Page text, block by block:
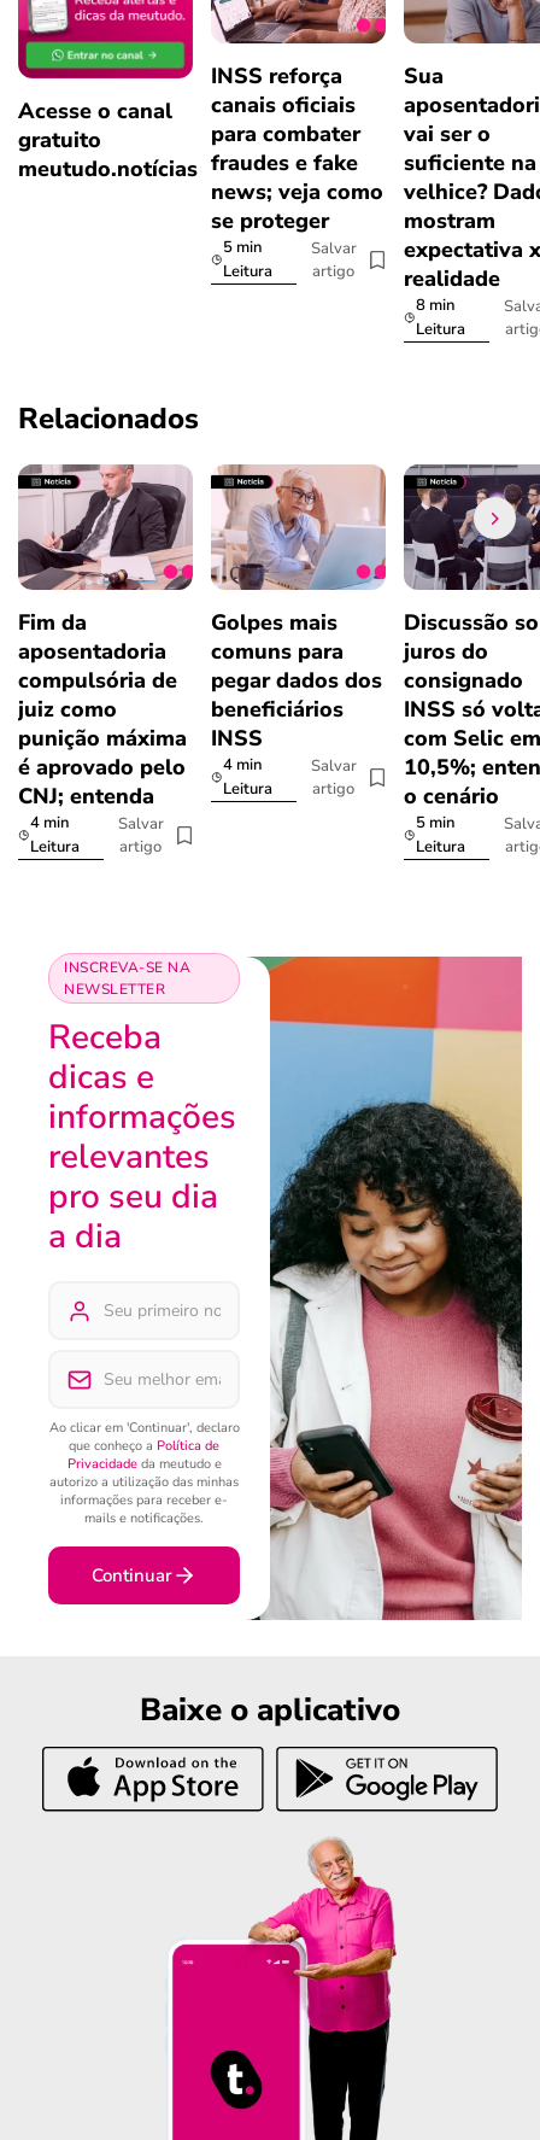
Acesse o canal
gratuito
meutudo.notícias
INSS reforça
canais oficiais
para combater
fraudes e fake
news; veja como
se proteger
5 min
Leitura
Salvar
artigo
Sua
vai ser o
suficiente na
velhice?
mostram
expectativa x
realidade
8 min
Leitura
Relacionados
Fim da
aposentadoria
compulsória de
juiz como
punição máxima
é aprovado pelo
CNJ; entenda
4 min
Leitura
Salvar
artigo
Golpes mais
comuns para
pegar dados dos
beneficiários
INSS
4 min
Leitura
Salvar
artigo
Discussão
juros do
consignado
INSS só
com Selic em
10,5%;
o cenário
5 min
Leitura
INSCREVA-SE NA
NEWSLETTER
Receba
dicas e
informações
relevantes
pro seu dia
a dia
Ao clicar em 'Continuar', declaro
que conheço a Política de
Privacidadeda meutudo e
autorizo a utilização das minhas
informações para receber e-
mails e notificações.
Continuar
Baixe o aplicativo